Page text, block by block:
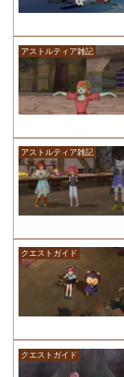
アストルティア雑記
アストルティア雑記
クエストガイド
クエストガイド